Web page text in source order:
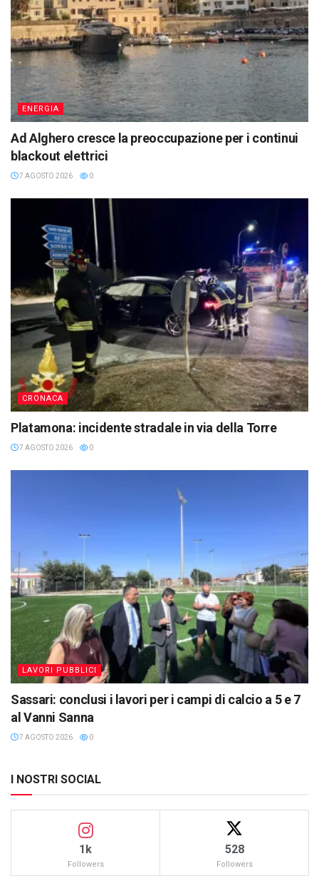
ENERGIA
Ad Alghero cresce la preoccupazione per i continui
blackout elettrici
7 AGOSTO 2026 0
CRONACA
Platamona: incidente stradale in via della Torre
7 AGOSTO 2026 0
LAVORI PUBBLICI
Sassari: conclusi i lavori per i campi di calcio a 5 e 7
al Vanni Sanna
7 AGOSTO 2026 0
I NOSTRI SOCIAL
1k
Followers
528
Followers